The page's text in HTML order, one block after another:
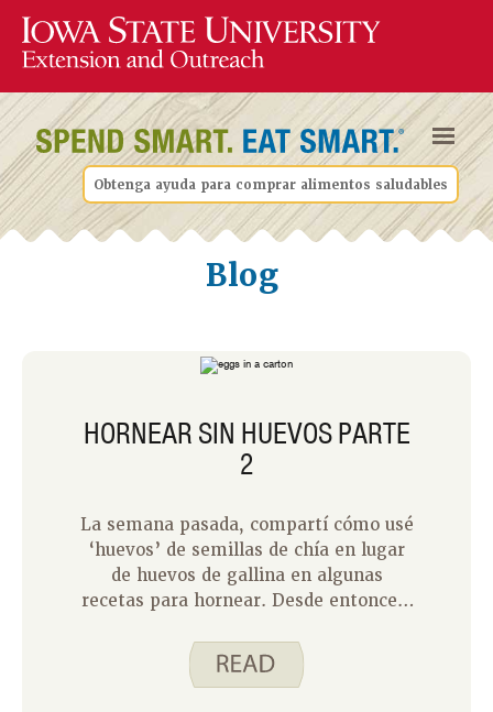
Obtenga ayuda para comprar alimentos saludables
Blog
HORNEAR SIN HUEVOS PARTE
2
La semana pasada, compartí cómo usé
‘huevos’ de semillas de chía en lugar
de huevos de gallina en algunas
recetas para hornear. Desde entonces,
huevos. Nuestros amigos de
AnswerLine compartieron conmigo